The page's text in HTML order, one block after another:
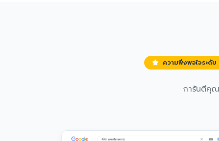
ความพึงพอใจระดับ
การันตีคุ